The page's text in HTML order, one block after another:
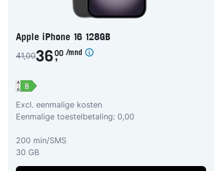
Apple iPhone 16 128GB
41,0036,
00 /mnd
Excl. eenmalige kosten
Eenmalige toestelbetaling: 0,00
200 min/SMS
30 GB